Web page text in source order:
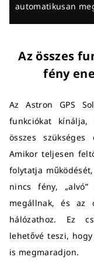
automatikusan
Az összes
fény
Az Astron GPS
funkciókat
összes
Amikor teljesen
folytatja
nincs fény,
megállnak, és az
hálózathoz. Ez
lehetővé teszi,
is megmaradjon.